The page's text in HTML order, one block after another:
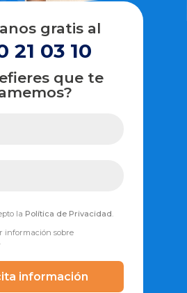
gratis al
21 03 10
que te
la Política de Privacidad
información sobre
información